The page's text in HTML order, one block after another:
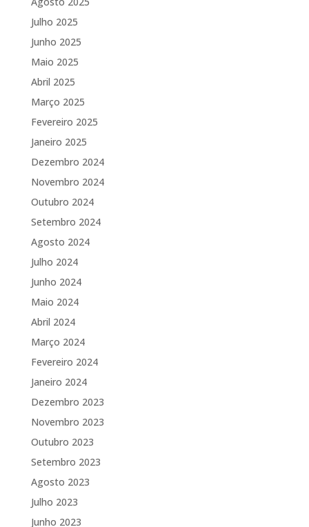
Julho 2025
Junho 2025
Maio 2025
Abril 2025
Março 2025
Fevereiro 2025
Janeiro 2025
Dezembro 2024
Novembro 2024
Outubro 2024
Setembro 2024
Agosto 2024
Julho 2024
Junho 2024
Maio 2024
Abril 2024
Março 2024
Fevereiro 2024
Janeiro 2024
Dezembro 2023
Novembro 2023
Outubro 2023
Setembro 2023
Agosto 2023
Julho 2023
Junho 2023